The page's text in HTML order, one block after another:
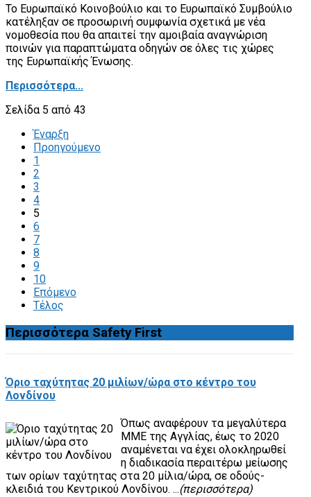
Το Ευρωπαϊκό Κοινοβούλιο και το Ευρωπαϊκό Συμβούλιο
κατέληξαν σε προσωρινή συμφωνία σχετικά με νέα
νομοθεσία που θα απαιτεί την αμοιβαία αναγνώριση
ποινών για παραπτώματα οδηγών σε όλες τις χώρες
της Ευρωπαϊκής Ένωσης.
Περισσότερα...
Σελίδα 5 από 43
Έναρξη
Προηγούμενο
1
2
3
4
5
6
7
8
9
10
Επόμενο
Τέλος
Περισσότερα Safety First
Όριο ταχύτητας 20 μιλίων/ώρα στο κέντρο του
Λονδίνου
Όπως αναφέρουν τα μεγαλύτερα
ΜΜΕ της Αγγλίας, έως το 2020
αναμένεται να έχει ολοκληρωθεί
η διαδικασία περαιτέρω μείωσης
των ορίων ταχύτητας στα 20 μίλια/ώρα, σε οδούς-
κλειδιά του Κεντρικού Λονδίνου. ...(περισσότερα)